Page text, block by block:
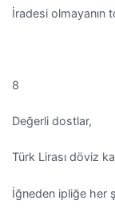
İradesi olmayanın
8
Değerli dostlar,
Türk Lirası döviz
İğneden ipliğe her